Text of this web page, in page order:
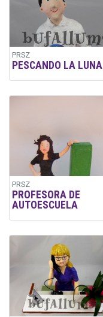
PRSZ
PESCANDO LA LUNA
PRSZ
PROFESORA DE
AUTOESCUELA